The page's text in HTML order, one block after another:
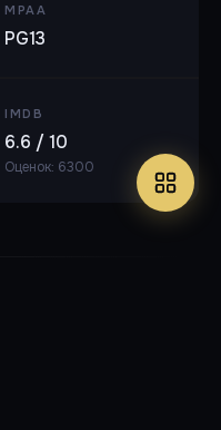
MPAA
PG13
IMDB
6.6 / 10
Оценок: 6300